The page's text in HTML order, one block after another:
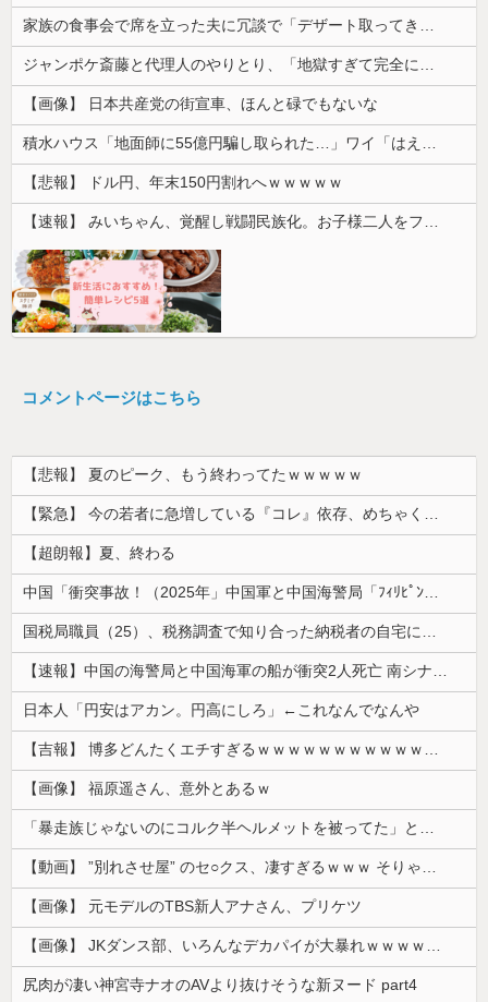
【画像】 日本共産党の街宣車、ほんと碌でもないな
【悲報】 ドル円、年末150円割れへｗｗｗｗｗ
コメントページはこちら
【悲報】 夏のピーク、もう終わってたｗｗｗｗｗ
【超朗報】夏、終わる
日本人「円安はアカン。円高にしろ」←これなんでなんや
【画像】 福原遥さん、意外とあるｗ
【画像】 元モデルのTBS新人アナさん、プリケツ
尻肉が凄い神宮寺ナオのAVより抜けそうな新ヌード part4